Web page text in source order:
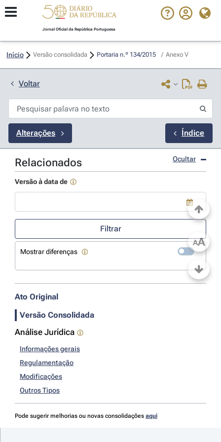
Jornal Oficial da República Portuguesa
Início Versão consolidada Portaria n.º 134/2015 / Anexo V
Voltar
Alterações Índice
Relacionados Ocultar
Versão à data de
Use a tecla de seta para baixo para abrir o calendário; Use as
Filtrar
Mostrar diferenças
Ato Original
Versão Consolidada
Análise Jurídica
Informações gerais
Regulamentação
Modificações
Outros Tipos
Pode sugerir melhorias ou novas consolidações aqui
AA